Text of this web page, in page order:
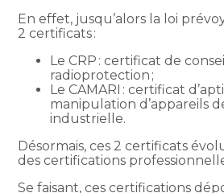
En effet, jusqu’alors la loi
2 certificats :
Le CRP : certificat de
radioprotection ;
Le CAMARI : certificat
manipulation d’appareils
industrielle.
Désormais, ces 2 certificats
des certifications
Se faisant, ces certifications